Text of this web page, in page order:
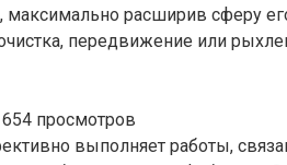
расширив сферу
передвижение или
654 просмотров
выполняет работы,